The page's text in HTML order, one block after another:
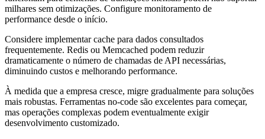
milhares sem otimizações. Configure monitoramento de
performance desde o início.
Considere implementar cache para dados consultados
frequentemente. Redis ou Memcached podem reduzir
dramaticamente o número de chamadas de API necessárias,
diminuindo custos e melhorando performance.
À medida que a empresa cresce, migre gradualmente para soluções
mais robustas. Ferramentas no-code são excelentes para começar,
mas operações complexas podem eventualmente exigir
desenvolvimento customizado.